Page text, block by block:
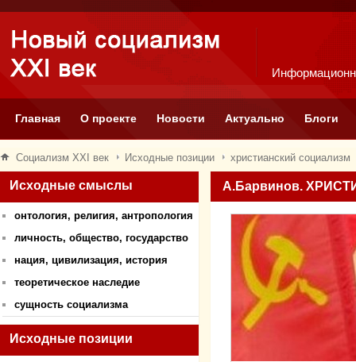
Главная О проекте Новости Актуально Блоги
Социализм XXI век Исходные позиции христианский социализм
Исходные смыслы
онтология, религия, антропология
личность, общество, государство
нация, цивилизация, история
теоретическое наследие
сущность социализма
Исходные позиции
А.Барвинов.